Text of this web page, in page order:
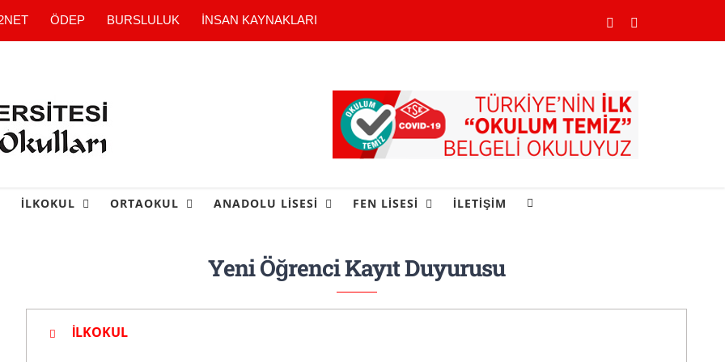
ÖDEP BURSLULUK İNSAN KAYNAKLARI YouTube
İLKOKUL ORTAOKUL ANADOLU LİSESİ FEN LİSESİ İLETİŞİM
Yeni Öğrenci Kayıt Duyurusu
İLKOKUL